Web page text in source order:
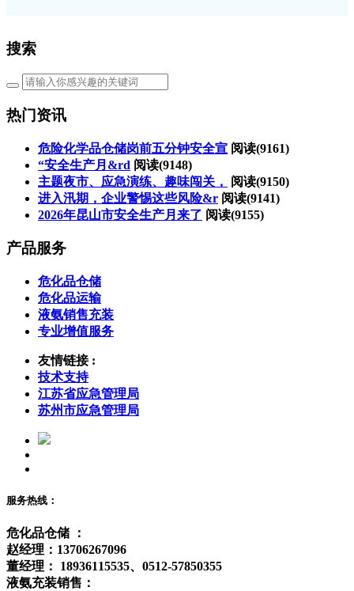
搜索
热门资讯
危险化学品仓储岗前五分钟安全宣 阅读(9161)
“安全生产月&rd 阅读(9148)
主题夜市、应急演练、趣味闯关，
阅读(9150)
进入汛期，企业警惕这些风险&r 阅读(9141)
2026年昆山市安全生产月来了 阅读(9155)
产品服务
危化品仓储
危化品运输
液氨销售充装
专业增值服务
友情链接 :
技术支持
江苏省应急管理局
苏州市应急管理局
服务热线：
危化品仓储 ：
赵经理：13706267096
董经理： 18936115535、0512-57850355
液氨充装销售：